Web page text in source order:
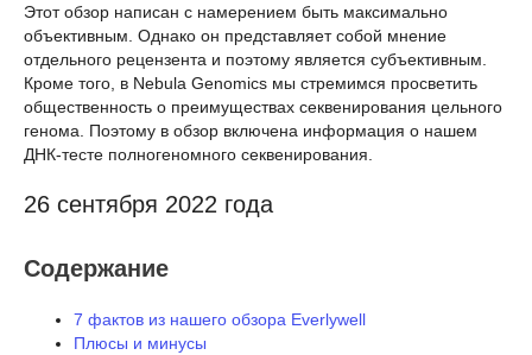
Этот обзор написан с намерением быть максимально
объективным. Однако он представляет собой мнение
отдельного рецензента и поэтому является субъективным.
Кроме того, в Nebula Genomics мы стремимся просветить
общественность о преимуществах секвенирования цельного
генома. Поэтому в обзор включена информация о нашем
ДНК-тесте полногеномного секвенирования.
26 сентября 2022 года
Содержание
7 фактов из нашего обзора Everlywell
Плюсы и минусы